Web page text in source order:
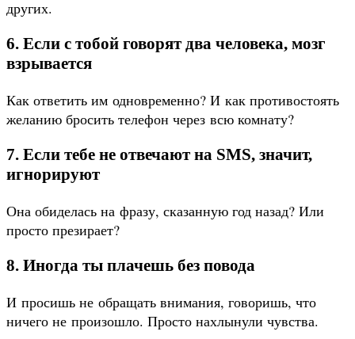
других.
6. Если с тобой говорят два человека, мозг
взрывается
Как ответить им одновременно? И как противостоять
желанию бросить телефон через всю комнату?
7. Если тебе не отвечают на SMS, значит,
игнорируют
Она обиделась на фразу, сказанную год назад? Или
просто презирает?
8. Иногда ты плачешь без повода
И просишь не обращать внимания, говоришь, что
ничего не произошло. Просто нахлынули чувства.